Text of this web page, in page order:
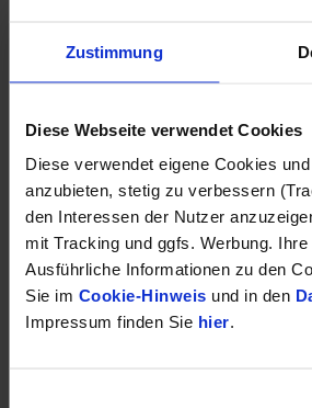
Zustimmung
Diese Webseite verwendet Cookies
Diese verwendet eigene Cookies
anzubieten, stetig zu verbessern
den Interessen der Nutzer
mit Tracking und ggfs. Werbung.
Ausführliche Informationen zu den
Sie im Cookie-Hinweis und in den
Impressum finden Sie hier.